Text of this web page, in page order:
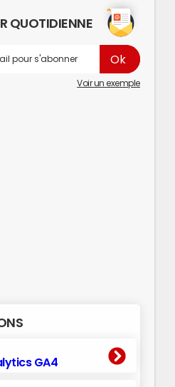
QUOTIDIENNE
Voir un exemple
GA4